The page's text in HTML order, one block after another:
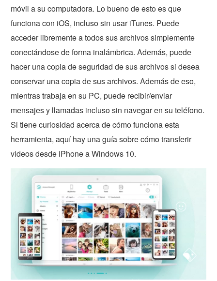
móvil a su computadora. Lo bueno de esto es que
funciona con iOS, incluso sin usar iTunes. Puede
acceder libremente a todos sus archivos simplemente
conectándose de forma inalámbrica. Además, puede
hacer una copia de seguridad de sus archivos si desea
conservar una copia de sus archivos. Además de eso,
mientras trabaja en su PC, puede recibir/enviar
mensajes y llamadas incluso sin navegar en su teléfono.
Si tiene curiosidad acerca de cómo funciona esta
herramienta, aquí hay una guía sobre cómo transferir
videos desde iPhone a Windows 10.